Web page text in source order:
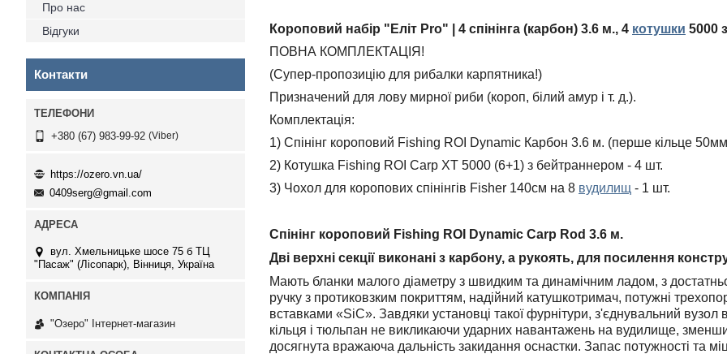
Короповий набір "Еліт Pro" | 4 спінінга (карбон) 3.6 м., 4 котушки 5000
ПОВНА КОМПЛЕКТАЦІЯ!
(Супер-пропозицію для рибалки карпятника!)
Призначений для лову мирної риби (короп, білий амур і т. д.).
Комплектація:
1) Спінінг короповий Fishing ROI Dynamic Карбон 3.6 м. (перше кільце
2) Котушка Fishing ROI Carp XT 5000 (6+1) з бейтраннером - 4 шт.
3) Чохол для коропових спінінгів Fisher 140см на 8 вудилищ - 1 шт.
Спінінг короповий Fishing ROI Dynamic Carp Rod 3.6 м.
Дві верхні секції виконані з карбону, а рукоять, для посилення
Мають бланки малого діаметру з швидким та динамічним ладом, з
ручку з протиковзким покриттям, надійний катушкотримач, потужні
вставками «SiC». Завдяки установці такої фурнітури, з'єднувальний вузол
кільця і тюльпан не викликаючи ударних навантажень на вудилище,
досягнута вражаюча дальність закидання оснастки. Запас потужності та
Про нас
Відгуки
Контакти
+380 (67) 983-99-92 Viber
https://ozero.vn.ua/
0409serg@gmail.com
вул. Хмельницьке шосе 75 б ТЦ
"Пасаж" (Лісопарк), Вінниця, Україна
"Озеро" Інтернет-магазин